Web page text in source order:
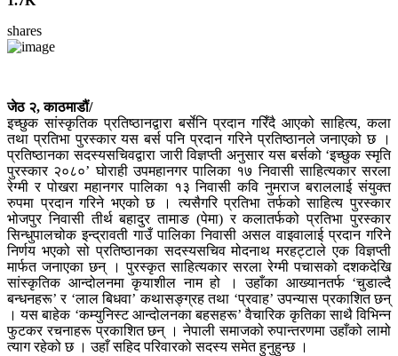
shares
जेठ २, काठमाडौं/
इच्छुक सांस्कृतिक प्रतिष्ठानद्वारा बर्सेनि प्रदान गरिँदै आएको साहित्य, कला
तथा प्रतिभा पुरस्कार यस बर्स पनि प्रदान गरिने प्रतिष्ठानले जनाएको छ ।
प्रतिष्ठानका सदस्यसचिवद्वारा जारी विज्ञप्ती अनुसार यस बर्सको ‘इच्छुक स्मृति
पुरस्कार २०८०’ घोराही उपमहानगर पालिका १७ निवासी साहित्यकार सरला
रेग्मी र पोखरा महानगर पालिका १३ निवासी कवि नुमराज बराललाई संयुक्त
रुपमा प्रदान गरिने भएको छ । त्यसैगरि प्रतिभा तर्फको साहित्य पुरस्कार
भोजपुर निवासी तीर्थ बहादुर तामाङ (पेमा) र कलातर्फको प्रतिभा पुरस्कार
सिन्धुपालचोक इन्द्रावती गाउँ पालिका निवासी असल वाइवालाई प्रदान गरिने
निर्णय भएको सो प्रतिष्ठानका सदस्यसचिव मोदनाथ मरहट्टाले एक विज्ञप्ती
मार्फत जनाएका छन् । पुरस्कृत साहित्यकार सरला रेग्मी पचासको दशकदेखि
सांस्कृतिक आन्दोलनमा कृयाशील नाम हो । उहाँका आख्यानतर्फ ‘चुडाल्दै
बन्धनहरू’ र ‘लाल बिधवा’ कथासङ्ग्रह तथा ‘प्रवाह’ उपन्यास प्रकाशित छन्
। यस बाहेक ‘कम्युनिस्ट आन्दोलनका बहसहरू’ वैचारिक कृतिका साथै विभिन्न
फुटकर रचनाहरू प्रकाशित छन् । नेपाली समाजको रुपान्तरणमा उहाँको लामो
त्याग रहेको छ । उहाँ सहिद परिवारको सदस्य समेत हुनुहुन्छ ।